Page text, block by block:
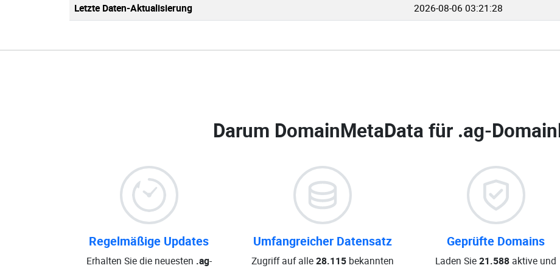
Letzte Daten-Aktualisierung
2026-08-06 03:21:28
Darum DomainMetaData für .ag-
Regelmäßige Updates
Erhalten Sie die neuesten .ag-
Umfangreicher Datensatz
Zugriff auf alle28.115bekannten
Geprüfte Domains
Laden Sie21.588 aktive und